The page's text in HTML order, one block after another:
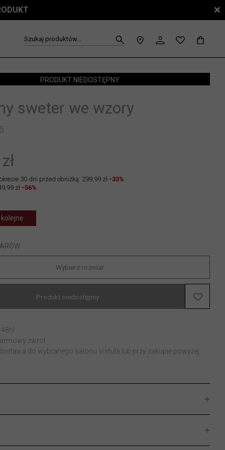
Szukaj produktów...
PRODUKT NIEDOSTĘPNY
sweter we wzory
30 dni przed obniżką: 299,99 zł -33%
zł -56%
Wybierz rozmiar
Produkt niedostępny
zwrot
do wybranego salonu Vistula lub przy zakupie powyżej